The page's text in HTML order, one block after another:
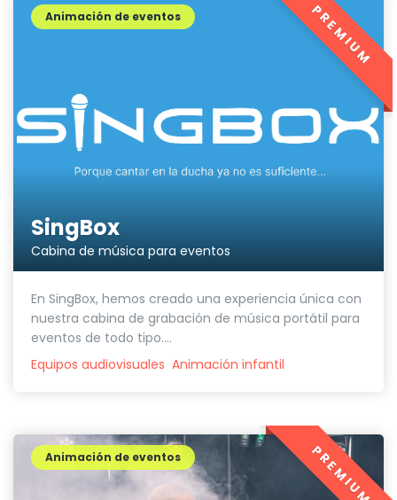
SingBox
Cabina de música para eventos
Animación de eventos
En SingBox, hemos creado una experiencia única con
nuestra cabina de grabación de música portátil para
eventos de todo tipo....
Equipos audiovisuales Animación infantil
PREMIUM
Animación de eventos PREMIUM